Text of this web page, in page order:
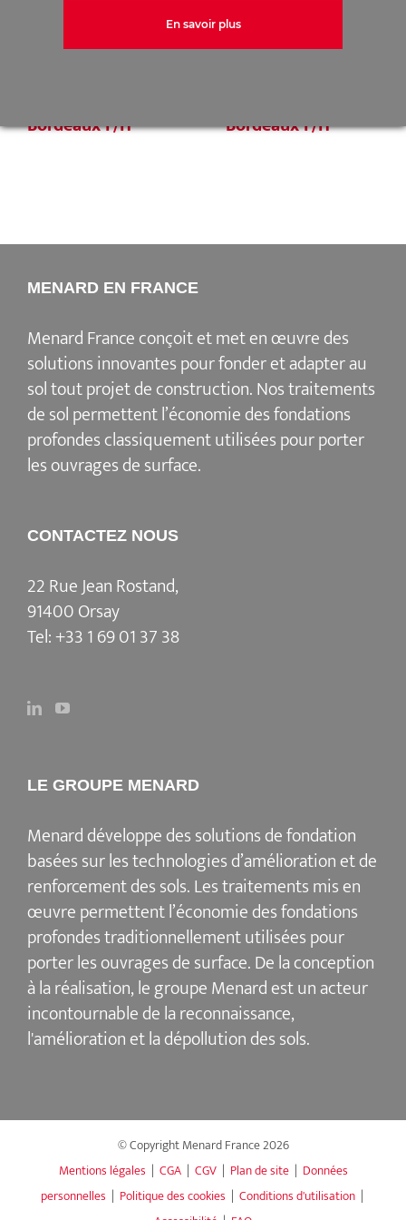
Bordeaux F/H
Bordeaux F/H
MENARD EN FRANCE
Menard France conçoit et met en œuvre des
solutions innovantes pour fonder et adapter au
sol tout projet de construction. Nos traitements
de sol permettent l’économie des fondations
profondes classiquement utilisées pour porter
les ouvrages de surface.
CONTACTEZ NOUS
22 Rue Jean Rostand,
91400 Orsay
Tel:+33 1 69 01 37 38
LE GROUPE MENARD
Menarddéveloppe des solutions de fondation
basées sur lestechnologies d’amélioration et de
renforcement des sols. Les traitements mis en
œuvre permettent l’économie des fondations
profondes traditionnellement utilisées pour
porter les ouvrages de surface. De la conception
à la réalisation, le groupe Menard est un acteur
incontournable de la reconnaissance,
l'amélioration et la dépollution des sols.
© Copyright Menard France2026
Mentions légales | CGA| CGV| Plan de site| Données
personnelles | Politique des cookies | Conditions d'utilisation|
En savoir plus